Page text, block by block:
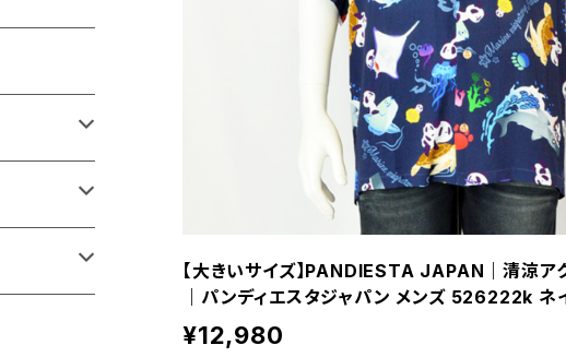
【大きいサイズ】PANDIESTA JAPAN｜清涼ア
｜パンディエスタジャパン メンズ 526222k ネ
¥12,980